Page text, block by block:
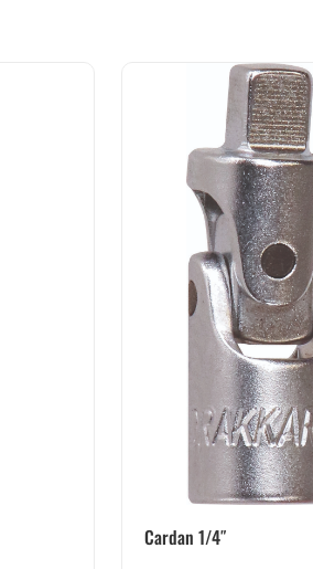
Cardan 1/4″